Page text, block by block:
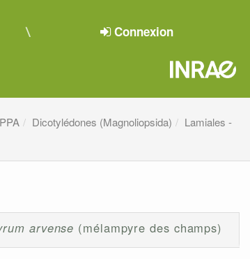
Connexion
Dicotylédones (Magnoliopsida)
Lamiales -
arvense (mélampyre des champs)